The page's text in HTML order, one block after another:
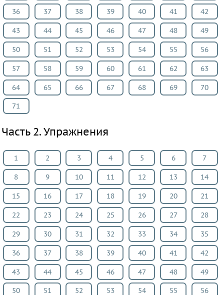
язык
Французский
язык
Информатика
Музыка
ИЗО
Литература
Окружающий
Человек
и
мир
Технология
Испанский
язык
Казахский
язык
Мир
природы
и
человека
36 37 38 39 40 41 42
43 44 45 46 47 48 49
50 51 52 53 54 55 56
57 58 59 60 61 62 63
64 65 66 67 68 69 70
71
Часть 2. Упражнения
1 2 3 4 5 6 7
8 9 10 11 12 13 14
15 16 17 18 19 20 21
22 23 24 25 26 27 28
29 30 31 32 33 34 35
36 37 38 39 40 41 42
43 44 45 46 47 48 49
50 51 52 53 54 55 56